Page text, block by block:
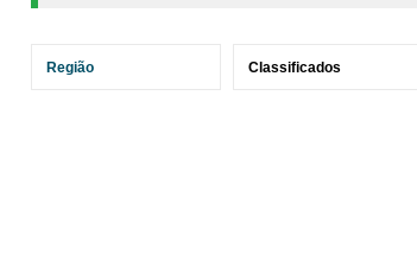
Região Classificados